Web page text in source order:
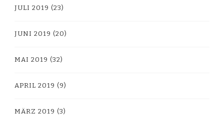
JULI 2019 (23)
JUNI 2019 (20)
MAI 2019 (32)
APRIL 2019 (9)
MÄRZ 2019 (3)